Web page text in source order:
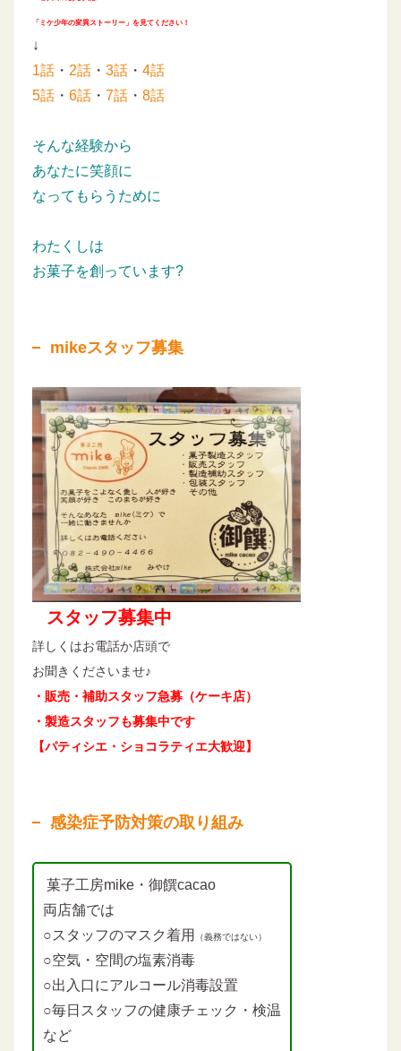
「ミケ少年の変異ストーリー」を見てください！
↓
1話 ・ 2話 ・ 3話 ・ 4話
5話 ・ 6話 ・ 7話 ・ 8話
そんな経験から
あなたに笑顔に
なってもらうために
わたくしは
お菓子を創っています?
mikeスタッフ募集
スタッフ募集中
詳しくはお電話か店頭で
お聞きくださいませ♪
・販売・補助スタッフ急募（ケーキ店）
・製造スタッフも募集中です
【パティシエ・ショコラティエ大歓迎】
感染症予防対策の取り組み
菓子工房mike・御饌cacao
両店舗では
○スタッフのマスク着用
（義務ではない）
○空気・空間の塩素消毒
○出入口にアルコール消毒設置
○毎日スタッフの健康チェック・検温
など